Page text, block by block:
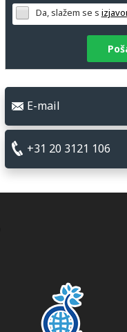
Da, slažem se s
E-mail
+31 20 3121 106